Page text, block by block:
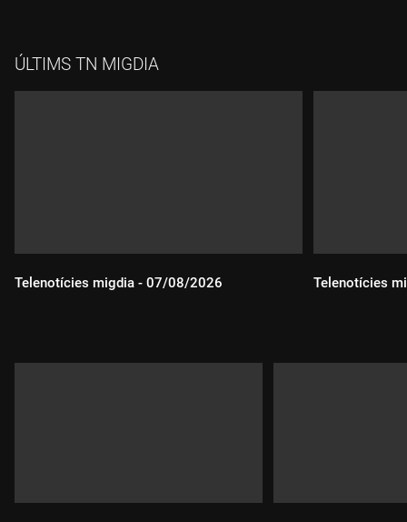
ÚLTIMS TN MIGDIA
Telenotícies migdia - 07/08/2026
Durada:
Telenotícies
Durada: